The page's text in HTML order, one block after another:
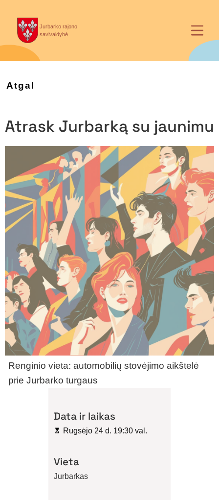
Jurbarko rajono
savivaldybė
Atgal
Atrask Jurbarką su jaunimu
Renginio vieta: automobilių stovėjimo aikštelė
prie Jurbarko turgaus
Data ir laikas
Rugsėjo 24 d. 19:30 val.
Vieta
Jurbarkas